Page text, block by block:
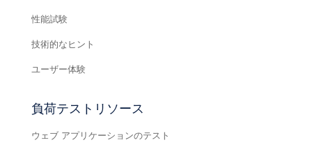
性能試験
技術的なヒント
ユーザー体験
負荷テストリソース
ウェブ アプリケーションのテスト